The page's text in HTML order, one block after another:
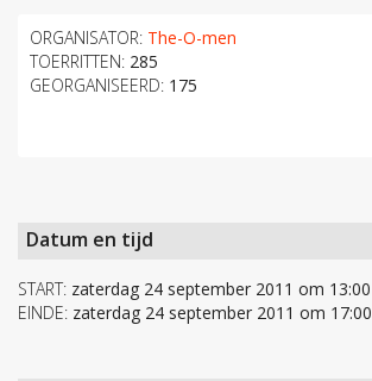
ORGANISATOR: The-O-men
TOERRITTEN: 285
GEORGANISEERD: 175
Datum en tijd
START: zaterdag 24 september 2011 om 13:00
EINDE: zaterdag 24 september 2011 om 17:00